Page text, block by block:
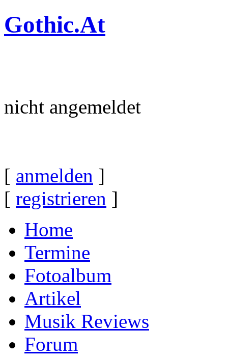
Gothic.At
nicht angemeldet
[ anmelden ]
[ registrieren ]
Home
Termine
Fotoalbum
Artikel
Musik Reviews
Forum